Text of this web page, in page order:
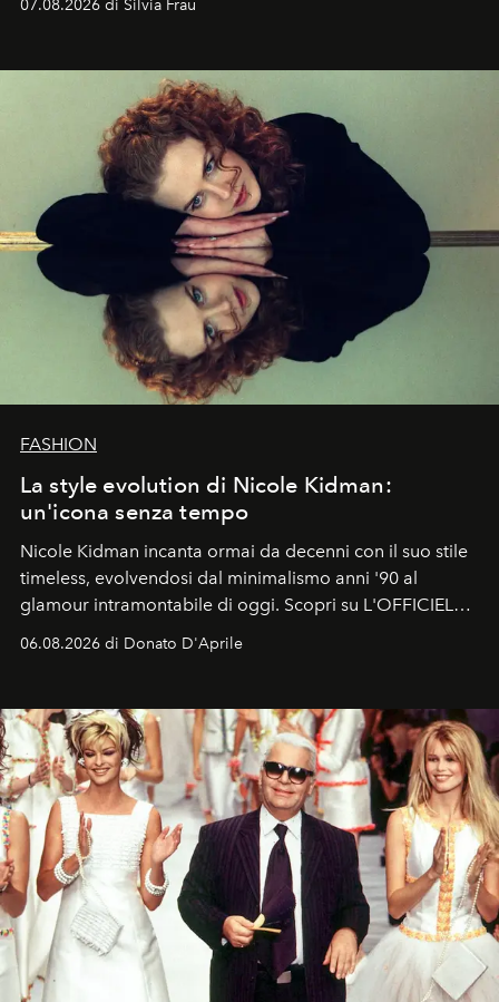
07.08.2026 di Silvia Frau
FASHION
La style evolution di Nicole Kidman:
un'icona senza tempo
Nicole Kidman incanta ormai da decenni con il suo stile
timeless, evolvendosi dal minimalismo anni '90 al
glamour intramontabile di oggi. Scopri su L'OFFICIEL
Italia la sua style evolution.
06.08.2026 di Donato D'Aprile